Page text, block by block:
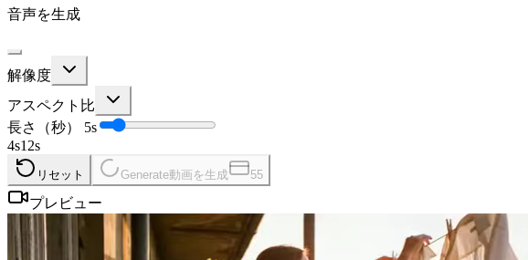
音声を生成
解像度
アスペクト比
長さ（秒）
5s
4s12s
リセット Generate動画を生成 55
プレビュー